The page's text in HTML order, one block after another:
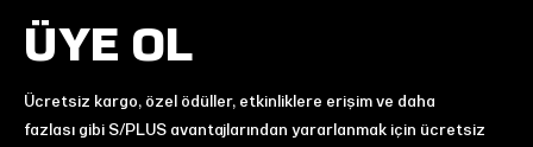
ÜYE OL
Ücretsiz kargo, özel ödüller, etkinliklere erişim ve daha
fazlası gibi S/PLUS avantajlarından yararlanmak için ücretsiz